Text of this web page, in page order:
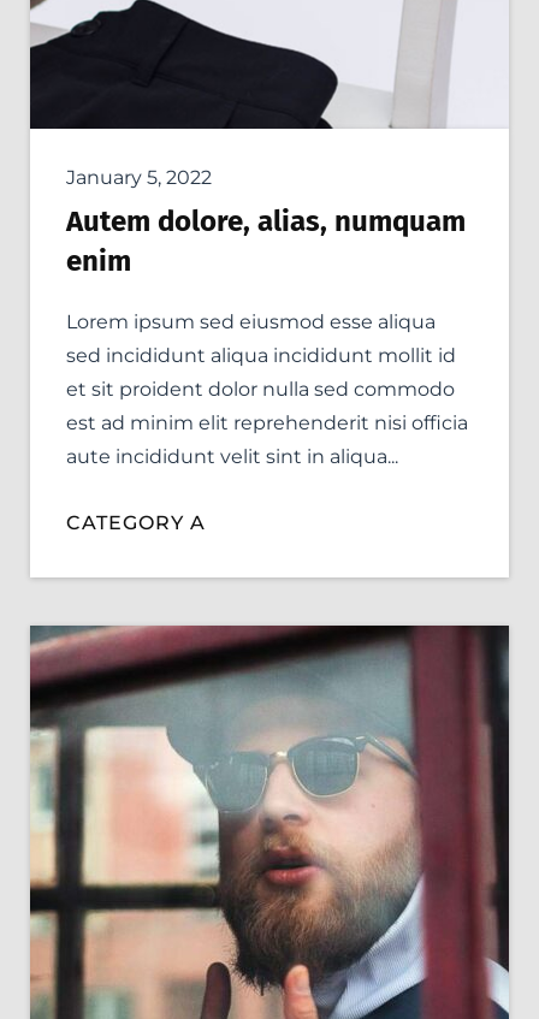
January 5, 2022
Autem dolore, alias, numquam
enim
Lorem ipsum sed eiusmod esse aliqua
sed incididunt aliqua incididunt mollit id
et sit proident dolor nulla sed commodo
est ad minim elit reprehenderit nisi officia
aute incididunt velit sint in aliqua...
CATEGORY A